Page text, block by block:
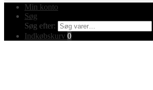
Min konto
Søg
Søg efter:
Indkøbskurv 0